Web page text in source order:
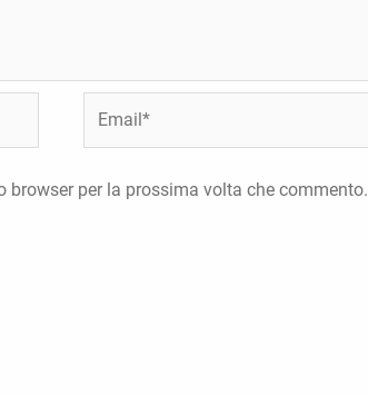
per la prossima volta che commento.